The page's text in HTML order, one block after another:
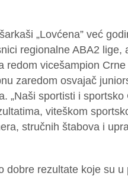
„Lovćena” već
regionalne ABA2 lige,
redom vicešampion
zaredom osvajač
„Naši sportisti i
viteškom
stručnih štabova i
dobre rezultate koje su u